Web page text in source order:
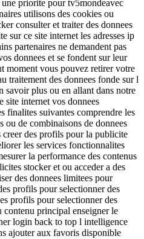
priorite pour tv5mondeavec
utilisons des cookies ou
consulter et traiter des donnees
sur ce site internet les adresses ip
partenaires ne demandent pas
donnees et se fondent sur leur
moment vous pouvez retirer votre
traitement des donnees fonde sur l
savoir plus ou en allant dans notre
site internet vos donnees
finalites suivantes comprendre les
ou de combinaisons de donnees
creer des profils pour la publicite
les services fonctionnalites
la performance des contenus
stocker et ou acceder a des
des donnees limitees pour
profils pour selectionner des
profils pour selectionner des
contenu principal enseigner le
login back to top l intelligence
ajouter aux favoris disponible